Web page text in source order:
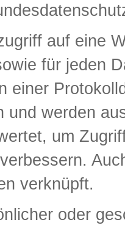
auf eine
für jeden
einer
und werden
um
verknüpft.
oder